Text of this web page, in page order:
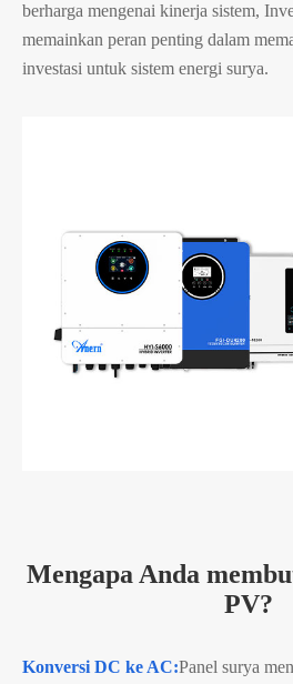
berharga mengenai kinerja sistem,
memainkan peran penting dalam
investasi untuk sistem energi surya.
Mengapa Anda
PV?
Konversi DC ke AC:Panel surya